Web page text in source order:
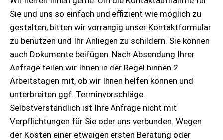
Sie und uns so einfach und effizient wie möglich zu
gestalten, bitten wir vorrangig unser Kontaktformular
zu benutzen und Ihr Anliegen zu schildern. Sie können
auch Dokumente beifügen. Nach Absendung Ihrer
Anfrage teilen wir Ihnen in der Regel binnen 2
Arbeitstagen mit, ob wir Ihnen helfen können und
unterbreiten ggf. Terminvorschläge.
Selbstverständlich ist Ihre Anfrage nicht mit
Verpflichtungen für Sie oder uns verbunden. Wegen
der Kosten einer etwaigen ersten Beratung oder